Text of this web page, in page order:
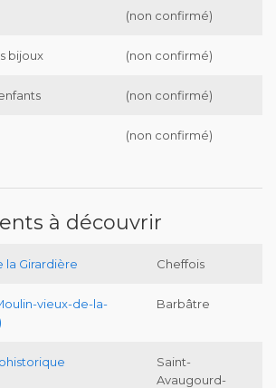
(non confirmé)
bijoux (non confirmé)
(non confirmé)
(non confirmé)
à découvrir
Girardière Cheffois
vieux-de-la-
Barbâtre
Saint-
Avaugourd-